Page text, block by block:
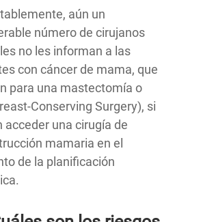
aún un
número de cirujanos
no les informan a las
con cáncer de mama, que
para una mastectomía o
Conserving Surgery), si
acceder una cirugía de
mamaria en el
de la planificación